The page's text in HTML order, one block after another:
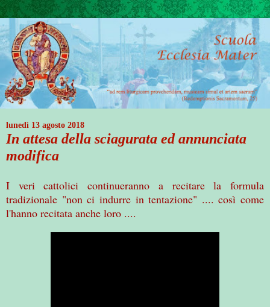
lunedì 13 agosto 2018
In attesa della sciagurata ed annunciata
modifica
I veri cattolici continueranno a recitare la formula
tradizionale "non ci indurre in tentazione" .... così come
l'hanno recitata anche loro ....